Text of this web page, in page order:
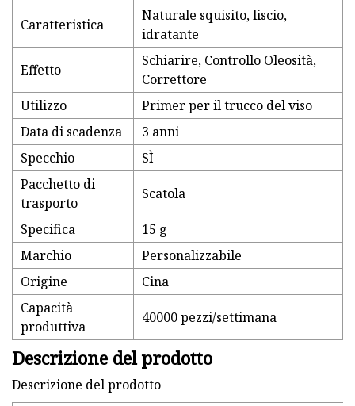
Caratteristica
Naturale squisito, liscio,
idratante
Effetto
Schiarire, Controllo Oleosità,
Correttore
Utilizzo
Primer per il trucco del viso
Data di scadenza
3 anni
Specchio
SÌ
Pacchetto di
trasporto
Scatola
Specifica
15 g
Marchio
Personalizzabile
Origine
Cina
Capacità
produttiva
40000 pezzi/settimana
Descrizione del prodotto
Descrizione del prodotto